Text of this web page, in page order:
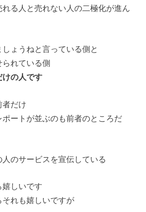
る人と売れない人の二極化が進ん
ょうねと言っている側と
れている側
けの人です
者だけ
ートが並ぶのも前者のところだ
のサービスを宣伝している
しいです
れも嬉しいですが